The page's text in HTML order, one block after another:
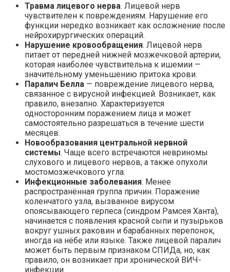
Травма лицевого нерва. Лицевой нерв
чувствителен к повреждениям. Нарушение его
функции нередко возникает как осложнение после
нейрохирургических операций.
Нарушение кровообращения. Лицевой нерв
питает от передней нижней мозжечковой артерии,
которая наиболее чувствительна к ишемии —
значительному уменьшению притока крови.
Паралич Белла — повреждение лицевого нерва,
связанное с вирусной инфекцией. Возникает, как
правило, внезапно. Характеризуется
односторонним поражением лица и может
самостоятельно разрешаться в течение шести
месяцев.
Новообразования центральной нервной
системы. Чаще всего встречаются невриномы
слухового и лицевого нервов, а также опухоли
мостомозжечкового угла.
Инфекционные заболевания. Менее
распространённая группа причин. Поражение
коленчатого узла, вызванное вирусом
опоясывающего герпеса (синдром Рамсея Ханта),
начинается с появления красной сыпи и пузырьков
вокруг ушных раковин и барабанных перепонок,
иногда на нёбе или языке. Также лицевой паралич
может быть первым признаком СПИДа, но, как
правило, он возникает при хронической ВИЧ-
инфекции .